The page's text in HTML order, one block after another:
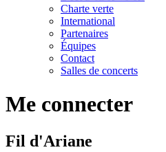
Charte verte
International
Partenaires
Équipes
Contact
Salles de concerts
Me connecter
Fil d'Ariane